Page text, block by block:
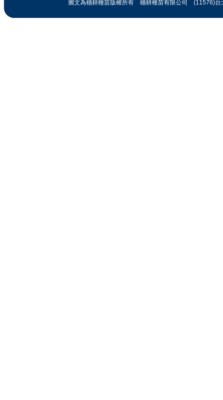
圖文為穗耕種苗版權所有 穗耕種苗有限公司 (11576)